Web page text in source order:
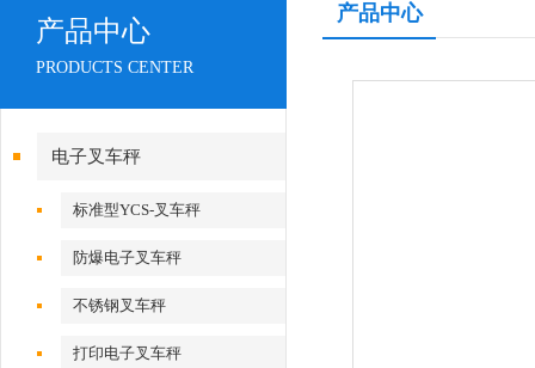
产品中心
PRODUCTS CENTER
电子叉车秤
标准型YCS-叉车秤
防爆电子叉车秤
不锈钢叉车秤
打印电子叉车秤
产品中心